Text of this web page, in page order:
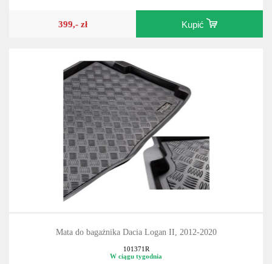
399,- zł Kupić
Mata do bagażnika Dacia Logan II, 2012-2020
101371R
W ciągu tygodnia